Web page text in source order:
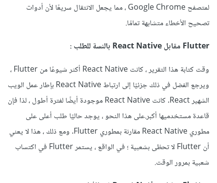
لمتصفح Google Chrome ، مما يجعل الانتقال سريعًا لأن أدوات
تصحيح الأخطاء متشابهة تمامًا.
Flutter مقابل React Native بالنسة للطلب :
وقت كتابة هذا التقرير ، كانت React Native أكثر شيوعًا من Flutter ،
ويرجع الفضل في ذلك جزئيًا إلى ارتباط React Native بإطار عمل الويب
الشهير React. كانت React Native موجودة أيضًا لفترة أطول ، لذا فإن
قاعدة مستخدميها أكبر.على هذا النحو ، يوجد حاليًا طلب أعلى على
مطوري React Native مقارنة بمطوري Flutter. ومع ذلك ، هذا لا يعني
أن Flutter لا تحظى بشعبية ؛ في الواقع ، يستمر Flutter في اكتساب
شعبية بمرور الوقت.